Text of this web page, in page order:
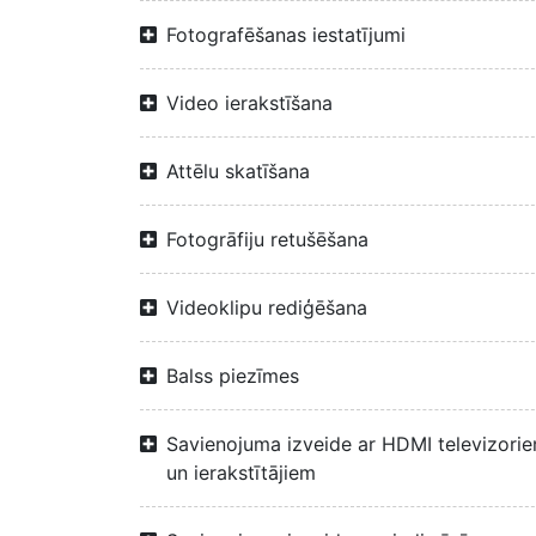
Fotografēšanas iestatījumi
Video ierakstīšana
Attēlu skatīšana
Fotogrāfiju retušēšana
Videoklipu rediģēšana
Balss piezīmes
Savienojuma izveide ar HDMI
un ierakstītājiem